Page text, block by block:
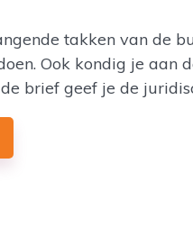
takken van de
Ook kondig je aan
brief geef je de